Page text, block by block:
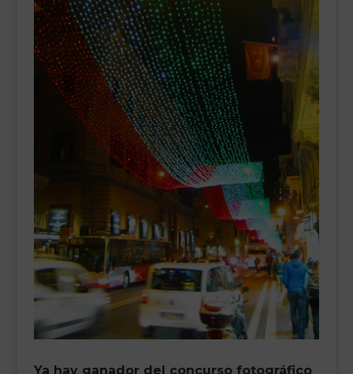
COMPLEMENTOS JARDÍN
MASCOTAS
DECORACIÓN
HORARIO GARDEN
___________________________
VEURE EN CATALÀ
Ya hay ganador del concurso fotográfico